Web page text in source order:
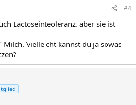
#4
Lactoseinteoleranz, aber sie ist
Milch. Vielleicht kannst du ja sowas